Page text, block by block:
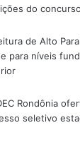
do
de Alto
para níveis
Rondônia
seletivo